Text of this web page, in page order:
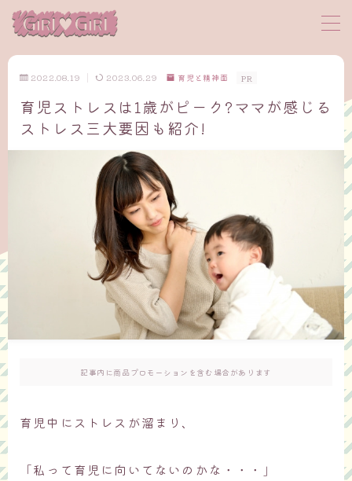
MENU
サイトマップ
プロフィール
お問い合わせ
2022.08.19 2023.06.29 育児と精神面 PR
育児ストレスは1歳がピーク?ママが感じる
ストレス三大要因も紹介!
記事内に商品プロモーションを含む場合があります
育児中にストレスが溜まり、
「私って育児に向いてないのかな・・・」